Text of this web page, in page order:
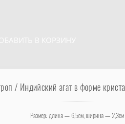
В КОРЗИНУ
/ Индийский агат в форме
Размер: длина — 6,5см, ширина — 2,3см